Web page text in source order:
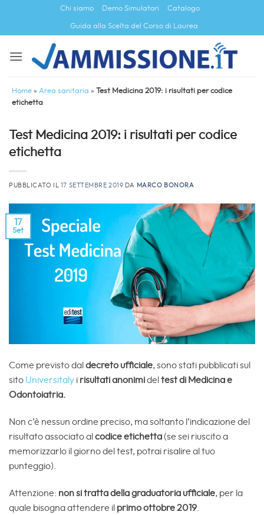
contenuti
Chi siamo Demo Simulatori Catalogo
Guida alla Scelta del Corso di Laurea
Home » Area sanitaria » Test Medicina 2019: i risultati per codice
etichetta
Test Medicina 2019: i risultati per codice
etichetta
PUBBLICATO IL 17 SETTEMBRE 2019 DA MARCO BONORA
17
Set
Come previsto dal decreto ufficiale, sono stati pubblicati sul
sito Universitaly i risultati anonimidel test di Medicina e
Odontoiatria.
Non c’è nessun ordine preciso, ma soltanto l’indicazione del
risultato associato al codice etichetta(se sei riuscito a
memorizzarlo il giorno del test, potrai risalire al tuo
punteggio).
Attenzione: non si tratta della graduatoria ufficiale, per la
quale bisogna attendere il primo ottobre 2019